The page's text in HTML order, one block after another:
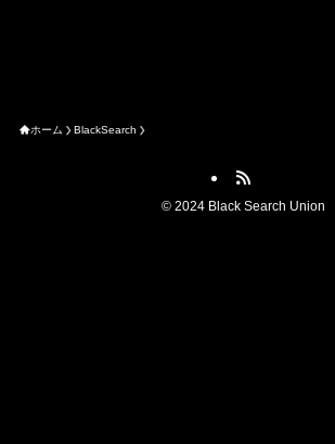
ホーム BlackSearch
©2024 Black Search Union